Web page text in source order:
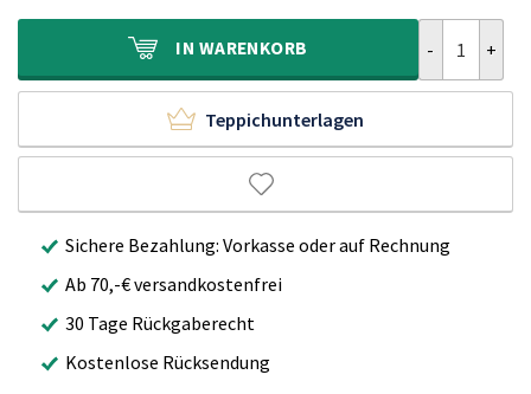
IN WARENKORB
Teppichunterlagen
Sichere Bezahlung: Vorkasse oder auf Rechnung
Ab 70,-€ versandkostenfrei
30 Tage Rückgaberecht
Kostenlose Rücksendung